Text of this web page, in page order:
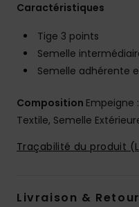
Caractéristiques
Tige 3 points
Semelle
Semelle adhérente
Composition Empeigne
Textile, Semelle
Traçabilité du produit
Livraison &